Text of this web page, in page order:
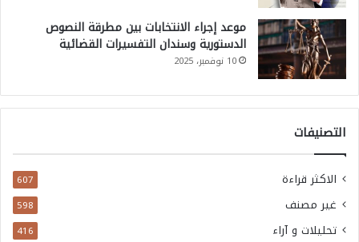
موعد إجراء الانتخابات بين مطرقة النصوص
الدستورية وسندان التفسيرات القضائية
10 نوفمبر، 2025
التصنيفات
الاكثر قراءة 607
غير مصنف 598
تحليلات و آراء 416